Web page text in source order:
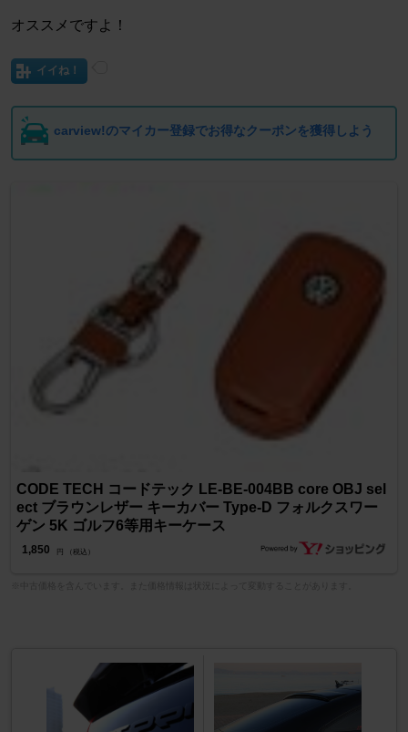
オススメですよ！
イイね！
carview!のマイカー登録でお得なクーポンを獲得しよう
CODE TECH コードテック LE-BE-004BB core OBJ sel
ect ブラウンレザー キーカバー Type-D フォルクスワー
ゲン 5K ゴルフ6等用キーケース
1,850 円 （税込）